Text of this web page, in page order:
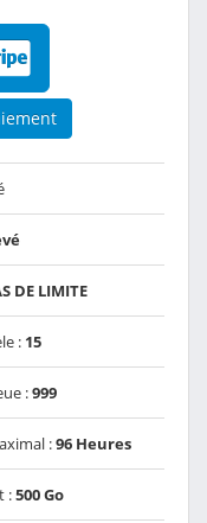
DE LIMITE
: 15
:999
:96 Heures
:500 Go